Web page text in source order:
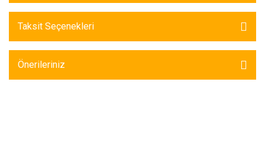
Taksit Seçenekleri
Önerileriniz